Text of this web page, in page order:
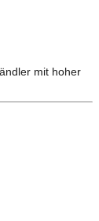
mit hoher